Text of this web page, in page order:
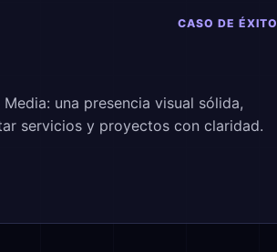
CASO DE ÉXITO
una presencia visual sólida,
servicios y proyectos con claridad.